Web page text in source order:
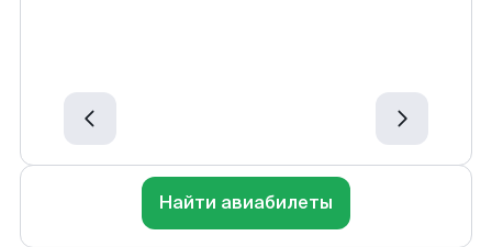
Найти авиабилеты